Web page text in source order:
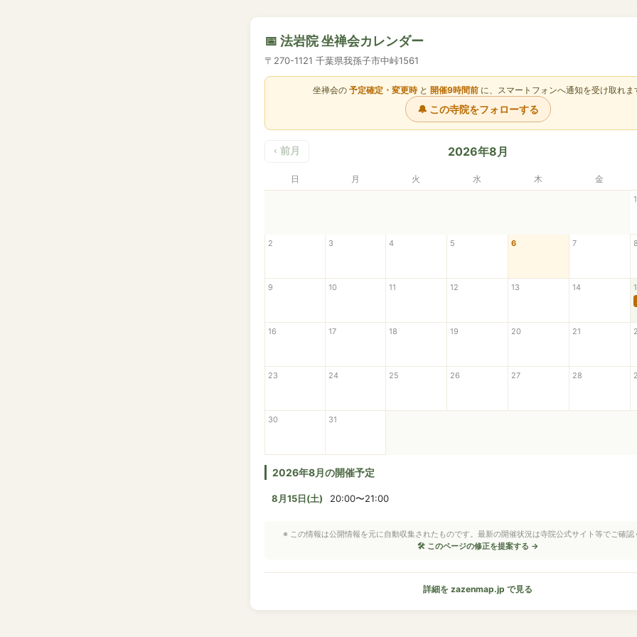
📅 法岩院 坐禅会カレンダー
〒270-1121 千葉県我孫子市中峠1561
坐禅会の 予定確定・変更時と 開催9時間前 に、スマートフォンへ通知を受け取れま
🔔 この寺院をフォローする
‹ 前月 2026年8月
日 月 火 水 木 金
1
2 3 4 5 6 7 8
9 10 11 12 13 14
16 17 18 19 20 21
23 24 25 26 27 28
30 31
2026年8月の開催予定
8月15日(土) 20:00〜21:00
※ この情報は公開情報を元に自動収集されたものです。最新の開催状況は寺院公式サイト等でご確認
🛠 このページの修正を提案する →
詳細を zazenmap.jp で見る